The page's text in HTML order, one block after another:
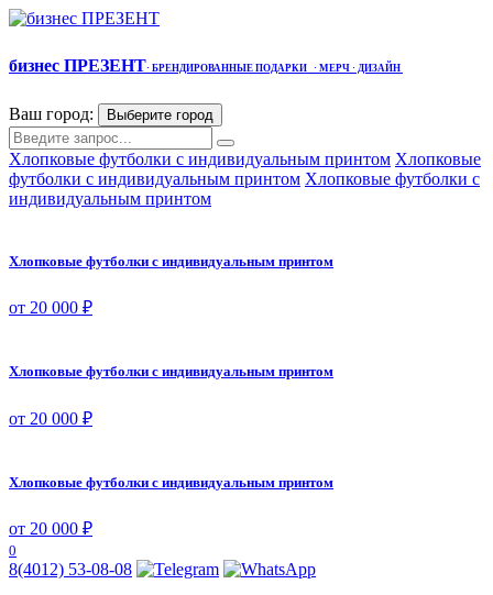
бизнес ПРЕЗЕНТ· БРЕНДИРОВАННЫЕ ПОДАРКИ · МЕРЧ · ДИЗАЙН
Ваш город: Выберите город
Хлопковые футболки с индивидуальным принтом Хлопковые
футболки с индивидуальным принтом Хлопковые футболки с
индивидуальным принтом
Хлопковые футболки с индивидуальным принтом
от 20 000 ₽
Хлопковые футболки с индивидуальным принтом
от 20 000 ₽
Хлопковые футболки с индивидуальным принтом
от 20 000 ₽
0
8(4012) 53-08-08